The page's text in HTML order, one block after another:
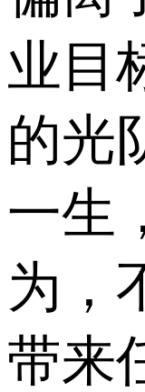
业目
的光
一生
为，
带来